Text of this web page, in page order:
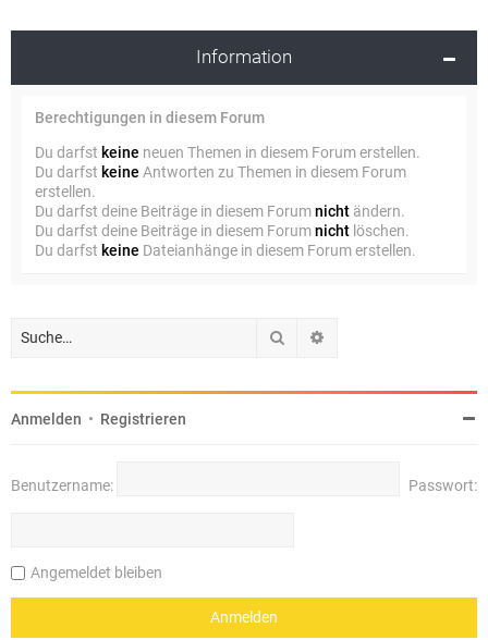
Information
Berechtigungen in diesem Forum
Du darfst keine neuen Themen in diesem Forum erstellen.
Du darfst keine Antworten zu Themen in diesem Forum
erstellen.
Du darfst deine Beiträge in diesem Forumnicht ändern.
Du darfst deine Beiträge in diesem Forumnicht löschen.
Du darfst keine Dateianhänge in diesem Forum erstellen.
Suche
Anmelden • Registrieren
Benutzername: Passwort:
Angemeldet bleiben